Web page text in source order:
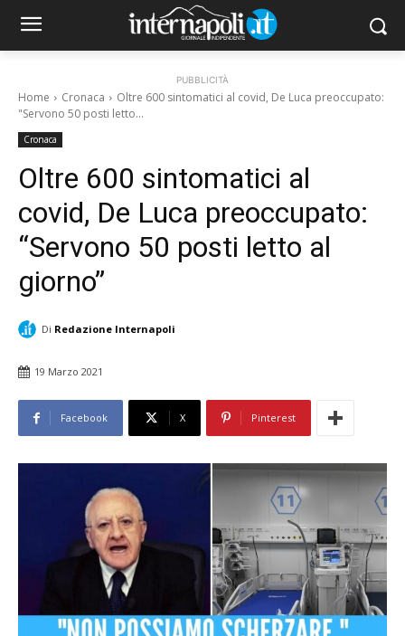
PUBBLICITÀ
Home Cronaca
Oltre 600 sintomatici al covid, De Luca preoccupato:
"Servono 50 posti letto...
Cronaca
Oltre 600 sintomatici al
covid, De Luca preoccupato:
“Servono 50 posti letto al
giorno”
Di Redazione Internapoli
19 Marzo 2021
Facebook X Pinterest